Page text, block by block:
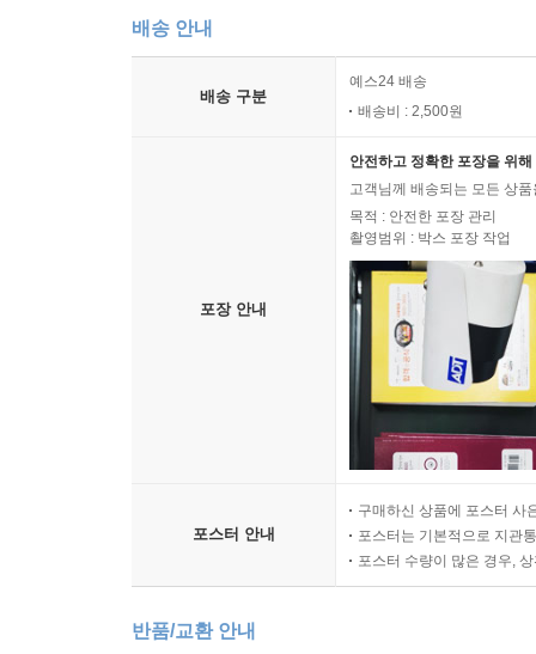
배송 안내
배송 구분
예스24 배송
배송비 : 2,500원
포장 안내
안전하고 정확한 포장을 위
고객님께 배송되는 모든 상
목적 : 안전한 포장 관리
촬영범위 : 박스 포장 작업
포스터 안내
구매하신 상품에 포스터 사
포스터는 기본적으로 지관
포스터 수량이 많은 경우,
반품/교환 안내